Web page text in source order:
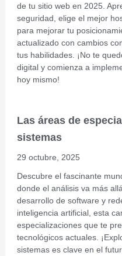
de tu sitio web en 2025.
seguridad, elige el mejor
para mejorar tu
actualizado con cambios
tus habilidades. ¡No te
digital y comienza a
hoy mismo!
Las áreas de
sistemas
29 octubre, 2025
Descubre el fascinante
donde el análisis va más
desarrollo de software y
inteligencia artificial, esta
especializaciones que te
tecnológicos actuales.
sistemas es clave en el